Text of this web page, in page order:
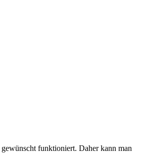
funktioniert. Daher kann man